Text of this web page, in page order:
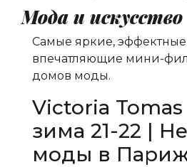
Мода и искусство
Самые яркие,
впечатляющие мини-
домов моды.
Victoria
зима 21-22 |
моды в